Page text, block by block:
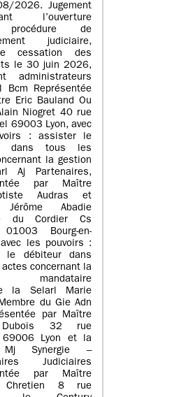
2026. Jugement
l’ouverture
procédure de
judiciaire,
cessation des
le 30 juin 2026,
administrateurs
Bcm Représentée
Eric Bauland Ou
Niogret 40 rue
69003 Lyon, avec
: assister le
dans tous les
la gestion
Aj Partenaires,
par Maître
Audras et
Jérôme Abadie
du Cordier Cs
Bourg-en-
les pouvoirs :
le débiteur dans
concernant la
mandataire
la Selarl Marie
du Gie Adn
par Maître
32 rue
69006 Lyon et la
Mj Synergie –
Judiciaires
par Maître
Chretien 8 rue